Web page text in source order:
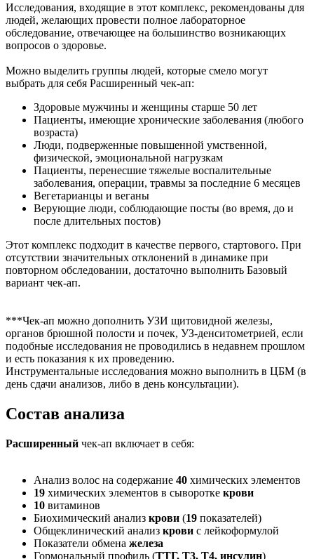
Исследования, входящие в этот комплекс, рекомендованы для
людей, желающих провести полное лабораторное
обследование, отвечающее на большинство возникающих
вопросов о здоровье.
Можно выделить группы людей, которые смело могут
выбрать для себя Расширенный чек-ап:
Здоровые мужчины и женщины старше 50 лет
Пациенты, имеющие хронические заболевания (любого
возраста)
Люди, подверженные повышенной умственной,
физической, эмоциональной нагрузкам
Пациенты, перенесшие тяжелые воспалительные
заболевания, операции, травмы за последние 6 месяцев
Вегетарианцы и веганы
Верующие люди, соблюдающие посты (во время, до и
после длительных постов)
Этот комплекс подходит в качестве первого, стартового. При
отсутствии значительных отклонений в динамике при
повторном обследовании, достаточно выполнить Базовый
вариант чек-ап.
***Чек-ап можно дополнить УЗИ щитовидной железы,
органов брюшной полости и почек, УЗ-денситометрией, если
подобные исследования не проводились в недавнем прошлом
и есть показания к их проведению.
Инструментальные исследования можно выполнить в ЦБМ (в
день сдачи анализов, либо в день консультации).
Состав анализа
Расширенный чек-ап включает в себя:
Анализ волос на содержание 40 химических элементов
19 химических элементов в сыворотке крови
10 витаминов
Биохимический анализ крови (19 показателей)
Общеклинический анализ крови с лейкоформулой
Показатели обмена железа
Гормональный профиль (ТТГ, Т3, Т4, инсулин)